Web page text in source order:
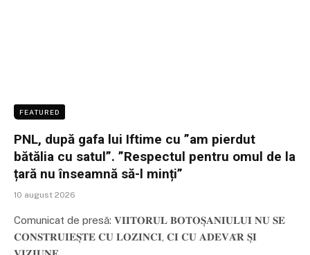
FEATURED
PNL, după gafa lui Iftime cu ”am pierdut
bătălia cu satul”. ”Respectul pentru omul de la
țară nu înseamnă să-l minți”
10 august 2026
Comunicat de presă: 𝐕𝐈𝐈𝐓𝐎𝐑𝐔𝐋 𝐁𝐎𝐓𝐎𝐒̦𝐀𝐍𝐈𝐔𝐋𝐔𝐈 𝐍𝐔 𝐒𝐄
𝐂𝐎𝐍𝐒𝐓𝐑𝐔𝐈𝐄𝐒̦𝐓𝐄 𝐂𝐔 𝐋𝐎𝐙𝐈𝐍𝐂𝐈, 𝐂𝐈 𝐂𝐔 𝐀𝐃𝐄𝐕𝐀̆𝐑 𝐒̦𝐈